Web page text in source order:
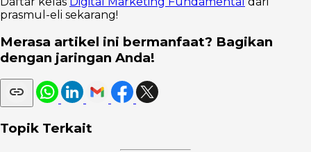
prasmul-eli sekarang!
Merasa artikel ini bermanfaat? Bagikan
dengan jaringan Anda!
Topik Terkait